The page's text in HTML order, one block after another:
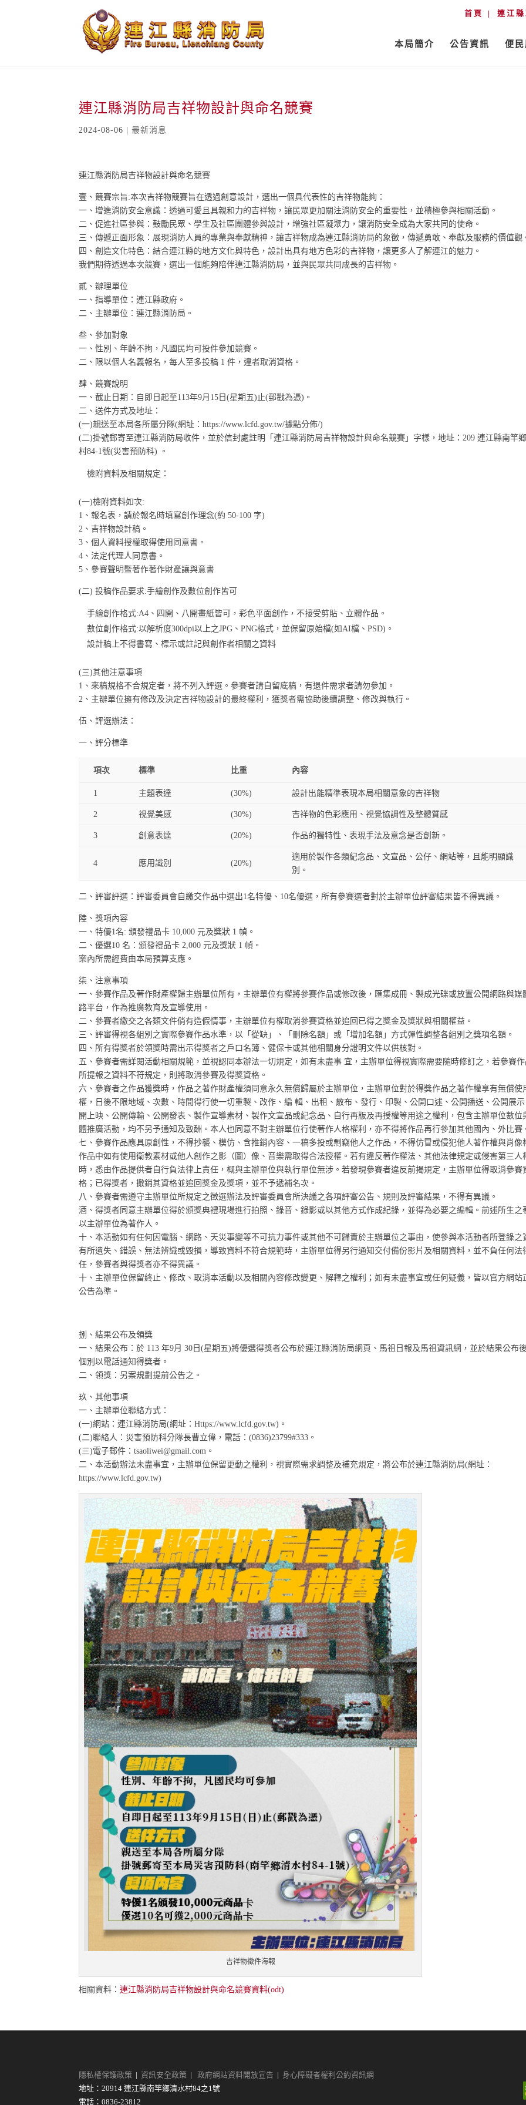
容
首頁 連江
本局簡介 公告資訊 便
連江縣消防局吉祥物設計與命名競賽
2024-08-06 |最新消息
連江縣消防局吉祥物設計與命名競賽
壹、競賽宗旨:本次吉祥物競賽旨在透過創意設計，選出一個具代表性的吉祥物能夠：
一、增進消防安全意識：透過可愛且具親和力的吉祥物，讓民眾更加關注消防安全的重要性，並積極參與相關活動。
二、促進社區參與：鼓勵民眾、學生及社區團體參與設計，增強社區凝聚力，讓消防安全成為大家共同的使命。
三、傳遞正面形象：展現消防人員的專業與奉獻精神，讓吉祥物成為連江縣消防局的象徵，傳遞勇敢、奉獻及服務的價值觀
四、創造文化特色：結合連江縣的地方文化與特色，設計出具有地方色彩的吉祥物，讓更多人了解連江的魅力。
我們期待透過本次競賽，選出一個能夠陪伴連江縣消防局，並與民眾共同成長的吉祥物。
貳、辦理單位
一、指導單位：連江縣政府。
二、主辦單位：連江縣消防局。
叁、參加對象
一、性別、年齡不拘，凡國民均可投件參加競賽。
二、限以個人名義報名，每人至多投稿 1 件，違者取消資格。
肆、競賽說明
一、截止日期：自即日起至113年9月15日(星期五)止(郵戳為憑)。
二、送件方式及地址：
(一)親送至本局各所屬分隊(網址：https://www.lcfd.gov.tw/據點分佈/)
(二)掛號郵寄至連江縣消防局收件，並於信封處註明「連江縣消防局吉祥物設計與命名競賽」字樣，地址：209 連江縣南竿
村84-1號(災害預防科) 。
檢附資料及相關規定：
(一)檢附資料如次:
1、報名表，請於報名時填寫創作理念(約 50-100 字)
2、吉祥物設計稿。
3、個人資料授權取得使用同意書。
4、法定代理人同意書。
5、參賽聲明暨著作著作財產讓與意書
(二) 投稿作品要求:手繪創作及數位創作皆可
手繪創作格式:A4、四開、八開畫紙皆可，彩色平面創作，不接受剪貼、立體作品。
數位創作格式:以解析度300dpi以上之JPG、PNG格式，並保留原始檔(如AI檔、PSD)。
設計稿上不得書寫、標示或註記與創作者相關之資料
(三)其他注意事項
1、來稿規格不合規定者，將不列入評選。參賽者請自留底稿，有退件需求者請勿參加。
2、主辦單位擁有修改及決定吉祥物設計的最終權利，獲獎者需協助後續調整、修改與執行。
伍、評選辦法：
一、評分標準
項次 標準 比重 內容
1 主題表達 (30%) 設計出能精準表現本局相關意象的吉祥物
2 視覺美感 (30%) 吉祥物的色彩應用、視覺協調性及整體質感
3 創意表達 (20%) 作品的獨特性、表現手法及意念是否創新。
4 應用識別 (20%)
適用於製作各類紀念品、文宣品、公仔、網站等，且能明顯識
別。
二、評審評選：評審委員會自繳交作品中選出1名特優、10名優選，所有參賽選者對於主辦單位評審結果皆不得異議。
陸、獎項內容
一、特優1名: 頒發禮品卡 10,000 元及獎狀 1 幀。
二、優選10 名：頒發禮品卡 2,000 元及獎狀 1 幀。
案內所需經費由本局預算支應。
柒、注意事項
一、參賽作品及著作財產權歸主辦單位所有，主辦單位有權將參賽作品或修改後，匯集成冊、製成光碟或放置公開網路與媒
路平台，作為推廣教育及宣導使用。
二、參賽者繳交之各類文件倘有造假情事，主辦單位有權取消參賽資格並追回已得之獎金及獎狀與相關權益。
三、評審得視各組別之實際參賽作品水準，以「從缺」、「刪除名額」或「增加名額」方式彈性調整各組別之獎項名額。
四、所有得獎者於領獎時需出示得獎者之戶口名簿、健保卡或其他相關身分證明文件以供核對。
五、參賽者需詳閱活動相關規範，並視認同本辦法一切規定，如有未盡事 宜，主辦單位得視實際需要隨時修訂之，若參賽
所提報之資料不符規定，則將取消參賽及得獎資格。
六、參賽者之作品獲獎時，作品之著作財產權須同意永久無償歸屬於主辦單位，主辦單位對於得獎作品之著作權享有無償使
權，日後不限地域、次數、時間得行使一切重製、改作、編 輯、出租、散布、發行、印製、公開口述、公開播送、公開展
開上映、公開傳輸、公開發表、製作宣導素材、製作文宣品或紀念品、自行再版及再授權等用途之權利，包含主辦單位數位
體推廣活動，均不另予通知及致酬。本人也同意不對主辦單位行使著作人格權利，亦不得將作品再行參加其他國內、外比賽
七、參賽作品應具原創性，不得抄襲、模仿、含推銷內容、一稿多投或剽竊他人之作品，不得仿冒或侵犯他人著作權與肖像
作品中如有使用衛教素材或他人創作之影（圖）像、音樂需取得合法授權。若有違反著作權法、其他法律規定或侵害第三人
時，悉由作品提供者自行負法律上責任，概與主辦單位與執行單位無涉。若發現參賽者違反前揭規定，主辦單位得取消參賽
格；已得獎者，撤銷其資格並追回獎金及獎項，並不予遞補名次。
八、參賽者需遵守主辦單位所規定之徵選辦法及評審委員會所決議之各項評審公告、規則及評審結果，不得有異議。
酒、得獎者同意主辦單位得於頒獎典禮現場進行拍照、錄音、錄影或以其他方式作成紀錄，並得為必要之編輯。前述所生之
以主辦單位為著作人。
十、本活動如有任何因電腦、網路、天災事變等不可抗力事件或其他不可歸責於主辦單位之事由，使參與本活動者所登錄之
有所遺失、錯誤、無法辨識或毀損，導致資料不符合規範時，主辦單位得另行通知交付備份影片及相關資料，並不負任何法
任，參賽者與得獎者亦不得異議。
十、主辦單位保留終止、修改、取消本活動以及相關內容修改變更、解釋之權利；如有未盡事宜或任何疑義，皆以官方網站
公告為準。
捌、結果公布及領獎
一、結果公布：於 113 年9月 30日(星期五)將優選得獎者公布於連江縣消防局網頁、馬祖日報及馬祖資訊網，並於結果公布
個別以電話通知得獎者。
二、領獎：另案規劃提前公告之。
玖、其他事項
一、主辦單位聯絡方式：
(一)網站：連江縣消防局(網址：Https://www.lcfd.gov.tw)。
(二)聯絡人：災害預防科分隊長曹立偉，電話：(0836)23799#333。
(三)電子郵件：tsaoliwei@gmail.com。
二、本活動辦法未盡事宜，主辦單位保留更動之權利，視實際需求調整及補充規定，將公布於連江縣消防局(網址：
https://www.lcfd.gov.tw)
吉祥物徵件海報
相關資料：連江縣消防局吉祥物設計與命名競賽資料(odt)
隱私權保護政策 |資訊安全政策 | 政府網站資料開放宣告 |身心障礙者權利公約資訊網
地址：20914 連江縣南竿鄉清水村84之1號
電話：0836-23812